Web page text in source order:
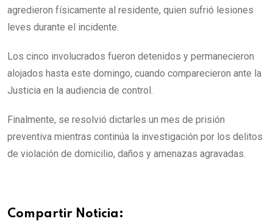
agredieron físicamente al residente, quien sufrió lesiones
leves durante el incidente.
Los cinco involucrados fueron detenidos y permanecieron
alojados hasta este domingo, cuando comparecieron ante la
Justicia en la audiencia de control.
Finalmente, se resolvió dictarles un mes de prisión
preventiva mientras continúa la investigación por los delitos
de violación de domicilio, daños y amenazas agravadas.
Compartir Noticia: